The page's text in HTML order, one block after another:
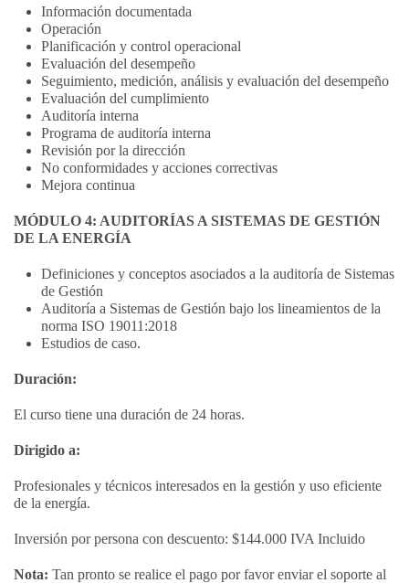
Información documentada
Operación
Planificación y control operacional
Evaluación del desempeño
Seguimiento, medición, análisis y evaluación del desempeño
Evaluación del cumplimiento
Auditoría interna
Programa de auditoría interna
Revisión por la dirección
No conformidades y acciones correctivas
Mejora continua
MÓDULO 4: AUDITORÍAS A SISTEMAS DE GESTIÓN
DE LA ENERGÍA
Definiciones y conceptos asociados a la auditoría de Sistemas
de Gestión
Auditoría a Sistemas de Gestión bajo los lineamientos de la
norma ISO 19011:2018
Estudios de caso.
Duración:
El curso tiene una duración de 24 horas.
Dirigido a:
Profesionales y técnicos interesados en la gestión y uso eficiente
de la energía.
Inversión por persona con descuento: $144.000 IVA Incluido
Nota: Tan pronto se realice el pago por favor enviar el soporte al